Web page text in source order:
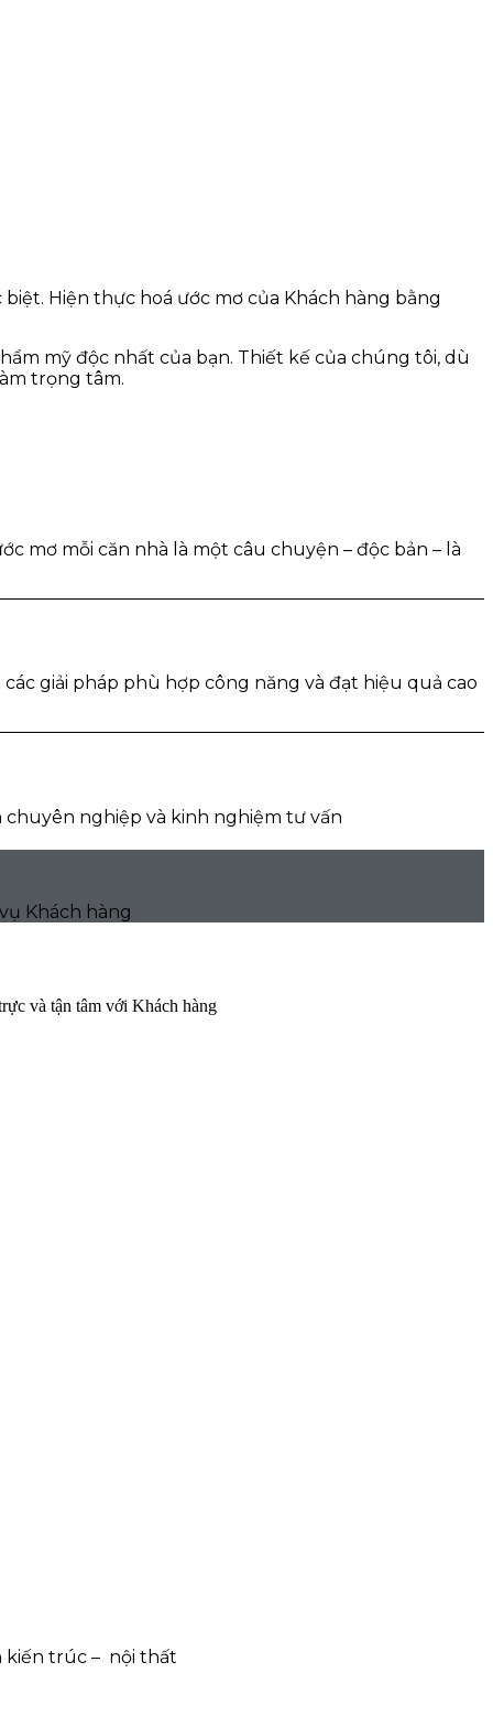
Hiện thực hoá ước mơ của Khách hàng bằng
mỹ độc nhất của bạn. Thiết kế của chúng tôi, dù
trọng tâm.
mơ mỗi căn nhà là một câu chuyện – độc bản – là
giải pháp phù hợp công năng và đạt hiệu quả cao
nghiệp và kinh nghiệm tư vấn
Khách hàng
và tận tâm với Khách hàng
kiến trúc – nội thất